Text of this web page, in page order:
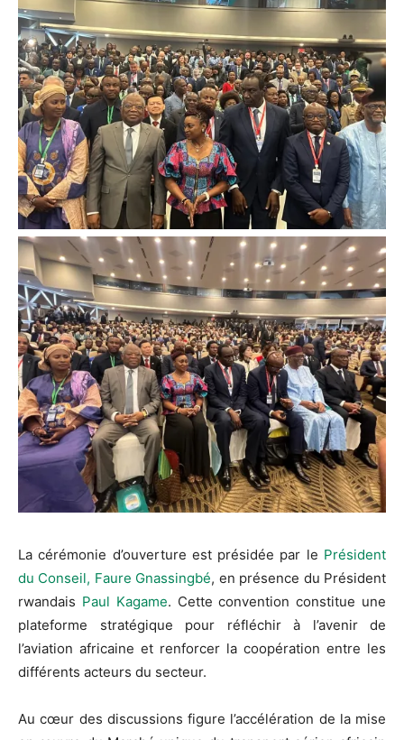
La cérémonie d’ouverture est présidée par le Président
du Conseil, Faure Gnassingbé, en présence du Président
rwandais Paul Kagame. Cette convention constitue une
plateforme stratégique pour réfléchir à l’avenir de
l’aviation africaine et renforcer la coopération entre les
différents acteurs du secteur.
Au cœur des discussions figure l’accélération de la mise